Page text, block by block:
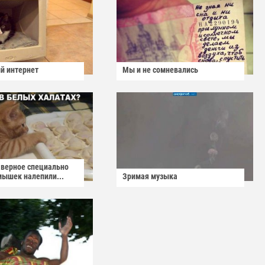
интернет Мы и не сомневались
специально
налепили...
Зримая музыка